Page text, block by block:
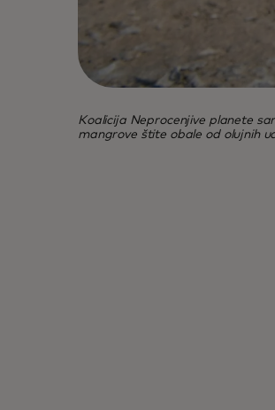
Koalicija Neprocenjive planete
mangrove štite obale od olujnih